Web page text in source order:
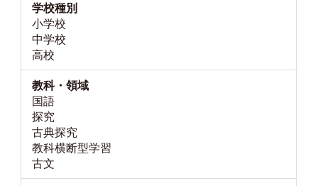
学校種別
小学校
中学校
高校
教科・領域
国語
探究
古典探究
教科横断型学習
古文